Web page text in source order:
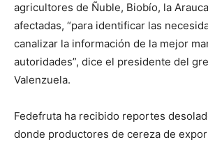
agricultores de Ñuble, Biobío, la
afectadas, “para identificar las
canalizar la información de la mejor
autoridades”, dice el presidente del
Valenzuela.
Fedefruta ha recibido reportes
donde productores de cereza de